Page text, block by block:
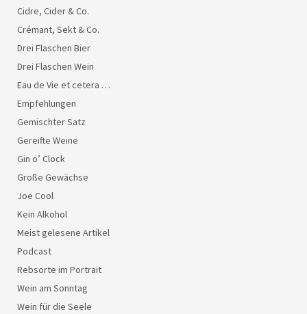
Cidre, Cider & Co.
Crémant, Sekt & Co.
Drei Flaschen Bier
Drei Flaschen Wein
Eau de Vie et cetera …
Empfehlungen
Gemischter Satz
Gereifte Weine
Gin o’ Clock
Große Gewächse
Joe Cool
Kein Alkohol
Meist gelesene Artikel
Podcast
Rebsorte im Portrait
Wein am Sonntag
Wein für die Seele